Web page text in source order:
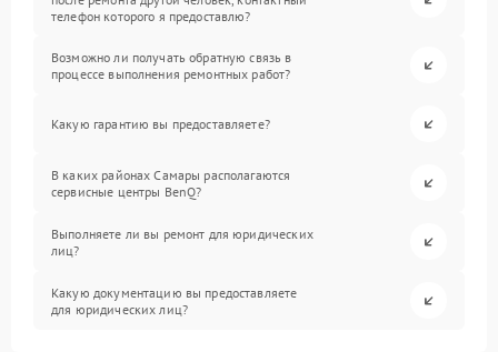
телефон которого я предоставлю?
Возможно ли получать обратную связь в
процессе выполнения ремонтных работ?
Какую гарантию вы предоставляете?
В каких районах Самары располагаются
сервисные центры BenQ?
Выполняете ли вы ремонт для юридических
лиц?
Какую документацию вы предоставляете
для юридических лиц?